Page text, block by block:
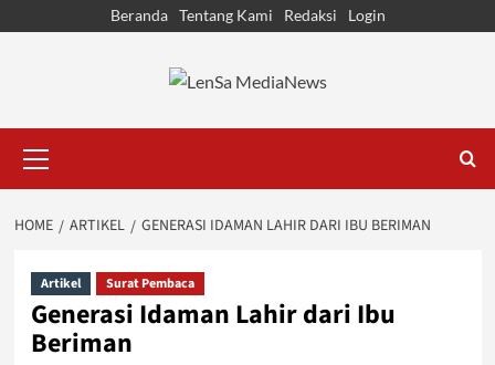
Beranda Tentang Kami Redaksi Login
Menu
HOME ARTIKEL GENERASI IDAMAN LAHIR DARI IBU BERIMAN
Artikel Surat Pembaca
Generasi Idaman Lahir dari Ibu
Beriman